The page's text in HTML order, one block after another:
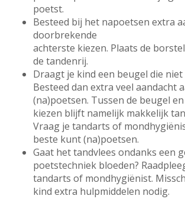
poetst.
Besteed bij het napoetsen extra
doorbrekende
achterste kiezen. Plaats de
de tandenrij.
Draagt je kind een beugel die niet
Besteed dan extra veel aandacht
(na)poetsen. Tussen de beugel
kiezen blijft namelijk makkelijk
Vraag je tandarts of
beste kunt (na)poetsen.
Gaat het tandvlees ondanks een
poetstechniek bloeden?
tandarts of mondhygiënist.
kind extra hulpmiddelen nodig.